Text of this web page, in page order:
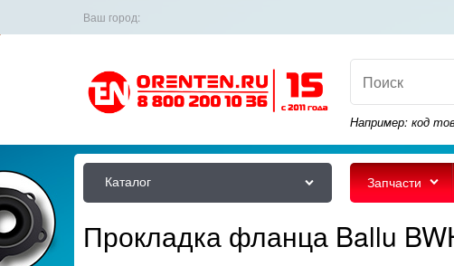
Ваш город:
Например: код
Каталог Запчасти
Прокладка фланца Ballu